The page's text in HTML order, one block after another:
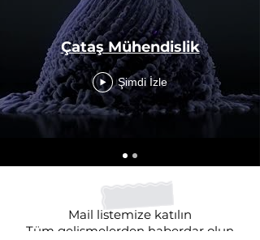
Çataş Mühendislik
Şimdi İzle
Mail listemize katılın
Tüm gelişmelerden haberdar olun